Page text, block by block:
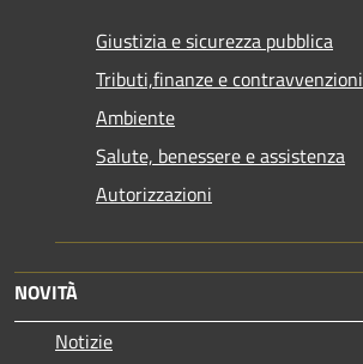
Giustizia e sicurezza pubblica
Tributi,finanze e contravvenzioni
Ambiente
Salute, benessere e assistenza
Autorizzazioni
NOVITÀ
Notizie